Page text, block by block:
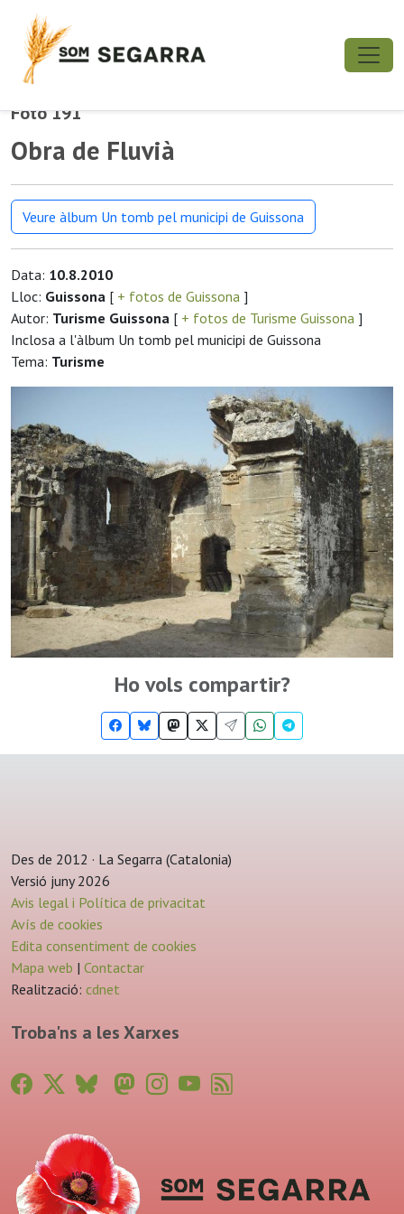
Foto 191
Obra de Fluvià
Veure àlbum Un tomb pel municipi de Guissona
Data: 10.8.2010
Lloc: Guissona [ + fotos de Guissona ]
Autor: Turisme Guissona [ + fotos de Turisme Guissona ]
Inclosa a l'àlbum Un tomb pel municipi de Guissona
Tema: Turisme
Ho vols compartir?
Des de 2012 · La Segarra (Catalonia)
Versió juny 2026
Avis legal i Política de privacitat
Avís de cookies
Edita consentiment de cookies
Mapa web | Contactar
Realització: cdnet
Troba'ns a les Xarxes